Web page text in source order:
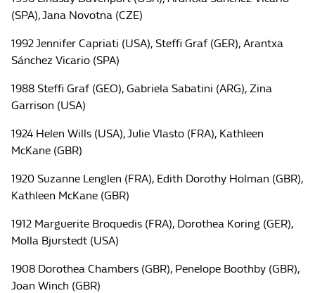
(SPA), Jana Novotna (CZE)
1992 Jennifer Capriati (USA), Steffi Graf (GER), Arantxa
Sánchez Vicario (SPA)
1988 Steffi Graf (GEO), Gabriela Sabatini (ARG), Zina
Garrison (USA)
1924 Helen Wills (USA), Julie Vlasto (FRA), Kathleen
McKane (GBR)
1920 Suzanne Lenglen (FRA), Edith Dorothy Holman (GBR),
Kathleen McKane (GBR)
1912 Marguerite Broquedis (FRA), Dorothea Koring (GER),
Molla Bjurstedt (USA)
1908 Dorothea Chambers (GBR), Penelope Boothby (GBR),
Joan Winch (GBR)